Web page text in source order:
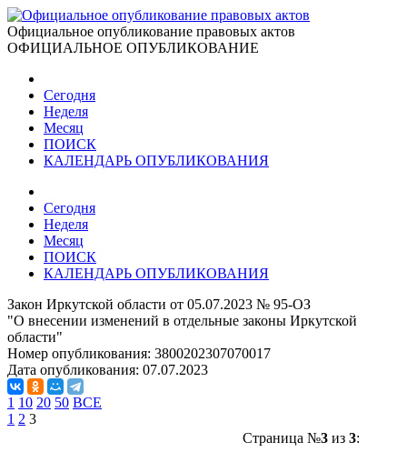
Официальное опубликование правовых актов
ОФИЦИАЛЬНОЕ ОПУБЛИКОВАНИЕ
Сегодня
Неделя
Месяц
ПОИСК
КАЛЕНДАРЬ ОПУБЛИКОВАНИЯ
Сегодня
Неделя
Месяц
ПОИСК
КАЛЕНДАРЬ ОПУБЛИКОВАНИЯ
Закон Иркутской области от 05.07.2023 № 95-ОЗ
"О внесении изменений в отдельные законы Иркутской
области"
Номер опубликования: 3800202307070017
Дата опубликования: 07.07.2023
1 10 20 50 ВСЕ
1 2 3
Страница №3из 3: